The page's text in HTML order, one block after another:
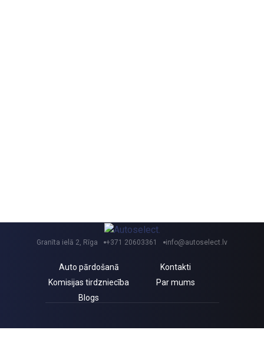
Granīta ielā 2, Rīga +371 20603361 info@autoselect.lv
Auto pārdošanā
Kontakti
Komisijas tirdzniecība
Par mums
Blogs